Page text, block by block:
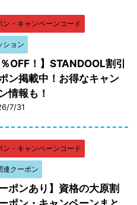
ン・キャンペーンコード
ション
％OFF！】STANDOOL割引
ン掲載中！お得なキャン
情報も！
7/31
ン・キャンペーンコード
連クーポン
ーポンあり】資格の大原割